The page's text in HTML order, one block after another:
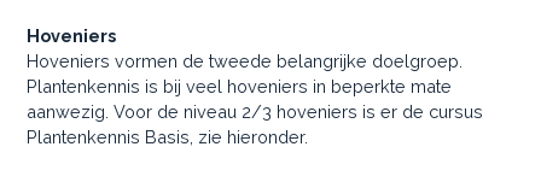
Hoveniers
Hoveniers vormen de tweede belangrijke doelgroep.
Plantenkennis is bij veel hoveniers in beperkte mate
aanwezig. Voor de niveau 2/3 hoveniers is er de cursus
Plantenkennis Basis, zie hieronder.